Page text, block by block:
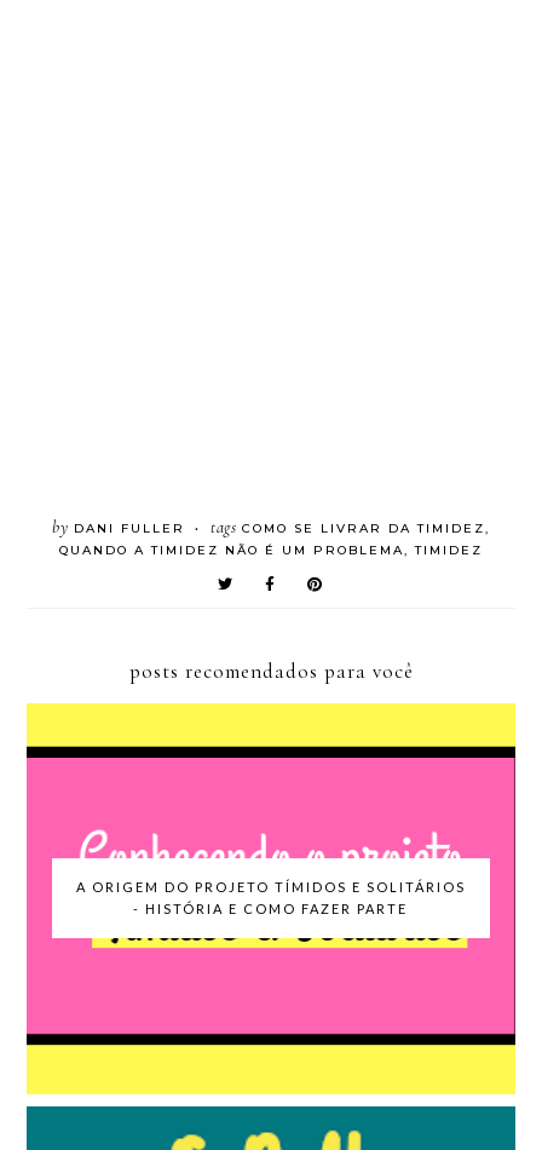
by DANI FULLER • tags COMO SE LIVRAR DA TIMIDEZ,
QUANDO A TIMIDEZ NÃO É UM PROBLEMA,TIMIDEZ
posts recomendados para você
A ORIGEM DO PROJETO TÍMIDOS E SOLITÁRIOS
- HISTÓRIA E COMO FAZER PARTE